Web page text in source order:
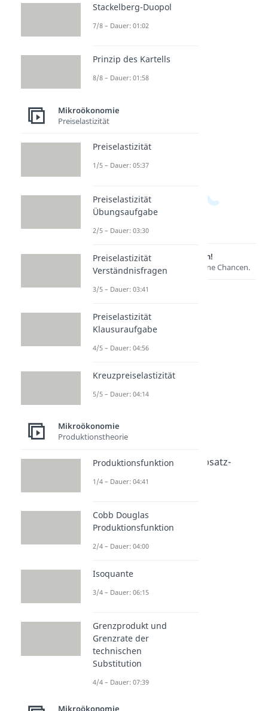
Courn
ot,
und
berg
Verglei
ch
06:17
Arbeits
angeb
Individ
Dauer:
Lernen lohnt sich!
Entdecke hier deine Chancen.
Weitere Inhalte:
Preis-Absatz-Funktion
Preis-Absatz-Funktion
Multiplikative Preis-Absatz-
Funktion
Dauer: 03:57
Cournot-Wettbewerb
Stackelberg-Duopol
7/8 – Dauer: 01:02
Prinzip des Kartells
8/8 – Dauer: 01:58
Mikroökonomie
Preiselastizität
Preiselastizität
1/5 – Dauer: 05:37
Preiselastizität
Übungsaufgabe
2/5 – Dauer: 03:30
Preiselastizität
Verständnisfragen
3/5 – Dauer: 03:41
Preiselastizität
Klausuraufgabe
4/5 – Dauer: 04:56
Kreuzpreiselastizität
5/5 – Dauer: 04:14
Mikroökonomie
Produktionstheorie
Produktionsfunktion
1/4 – Dauer: 04:41
Cobb Douglas
Produktionsfunktion
2/4 – Dauer: 04:00
Isoquante
3/4 – Dauer: 06:15
Grenzprodukt und
Grenzrate der
technischen
Substitution
4/4 – Dauer: 07:39
Mikroökonomie